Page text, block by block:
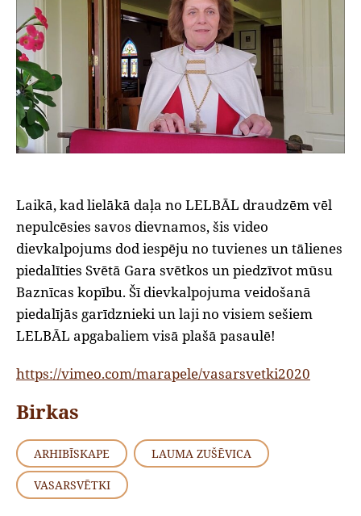
Laikā, kad lielākā daļa no LELBĀL draudzēm vēl
nepulcēsies savos dievnamos, šis video
dievkalpojums dod iespēju no tuvienes un tālienes
piedalīties Svētā Gara svētkos un piedzīvot mūsu
Baznīcas kopību. Šī dievkalpojuma veidošanā
piedalījās garīdznieki un laji no visiem sešiem
LELBĀL apgabaliem visā plašā pasaulē!
https://vimeo.com/marapele/vasarsvetki2020
Birkas
ARHIBĪSKAPE LAUMA ZUŠĒVICA
VASARSVĒTKI